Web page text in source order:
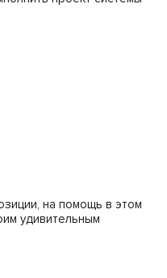
на помощь в этом
удивительным